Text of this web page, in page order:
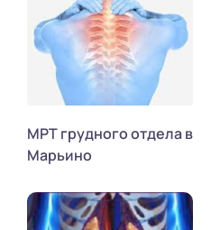
МРТ грудного отдела в
Марьино